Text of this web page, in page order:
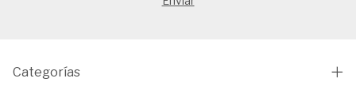
Categorías